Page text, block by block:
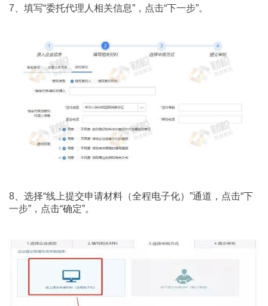
7、填写“委托代理人相关信息”，点击“下一步”。
8、选择“线上提交申请材料（全程电子化）”通道，点击“下
一步”，点击“确定”。